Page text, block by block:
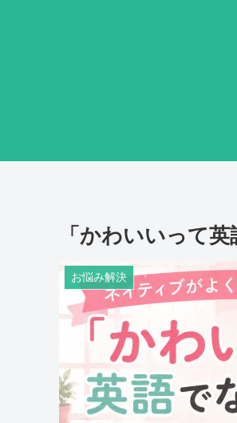
「かわいいって
お悩み解決